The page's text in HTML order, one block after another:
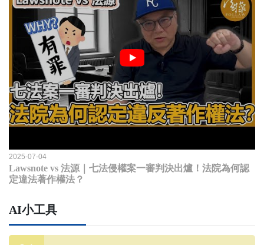
2025-07-04
Lawsnote vs 法源｜七法侵權案一審判決出爐！法院為何認
定違法著作權法？
AI小工具